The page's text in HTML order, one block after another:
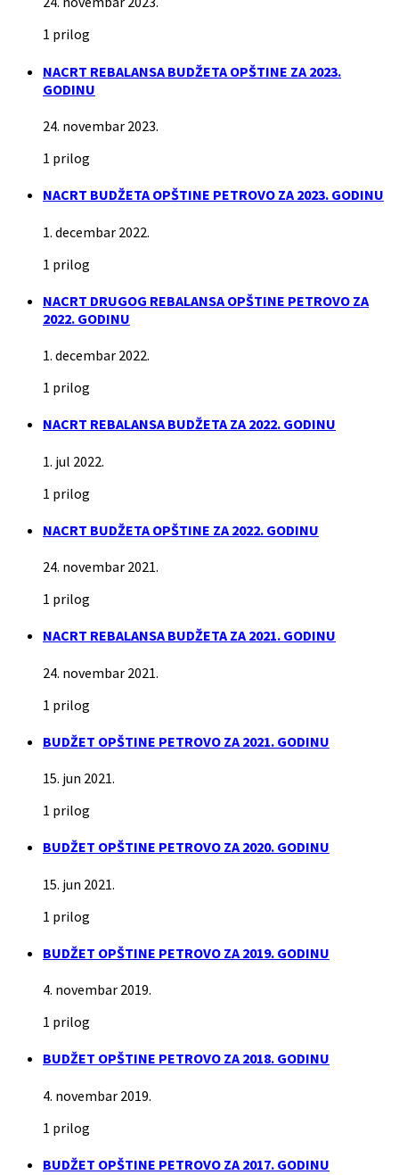
1 prilog
NACRT REBALANSA BUDŽETA OPŠTINE ZA 2023.
GODINU
24. novembar 2023.
1 prilog
NACRT BUDŽETA OPŠTINE PETROVO ZA 2023. GODINU
1. decembar 2022.
1 prilog
NACRT DRUGOG REBALANSA OPŠTINE PETROVO ZA
2022. GODINU
1. decembar 2022.
1 prilog
NACRT REBALANSA BUDŽETA ZA 2022. GODINU
1. jul 2022.
1 prilog
NACRT BUDŽETA OPŠTINE ZA 2022. GODINU
24. novembar 2021.
1 prilog
NACRT REBALANSA BUDŽETA ZA 2021. GODINU
24. novembar 2021.
1 prilog
BUDŽET OPŠTINE PETROVO ZA 2021. GODINU
15. jun 2021.
1 prilog
BUDŽET OPŠTINE PETROVO ZA 2020. GODINU
15. jun 2021.
1 prilog
BUDŽET OPŠTINE PETROVO ZA 2019. GODINU
4. novembar 2019.
1 prilog
BUDŽET OPŠTINE PETROVO ZA 2018. GODINU
4. novembar 2019.
1 prilog
BUDŽET OPŠTINE PETROVO ZA 2017. GODINU